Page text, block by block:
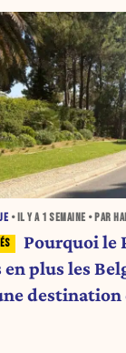
• IL Y A 1 SEMAINE • PAR
Pourquoi le
plus les
destination